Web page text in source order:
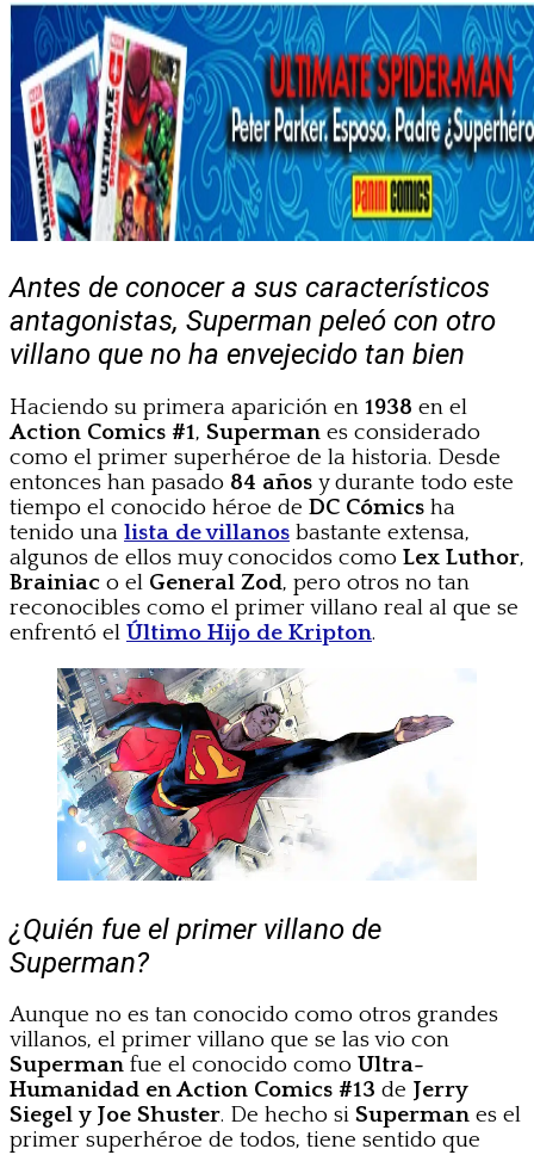
Antes de conocer a sus característicos
antagonistas, Superman peleó con otro
villano que no ha envejecido tan bien
Haciendo su primera aparición en 1938 en el
Action Comics #1, Superman es considerado
como el primer superhéroe de la historia. Desde
entonces han pasado 84 años y durante todo este
tiempo el conocido héroe de DC Cómics ha
tenido una lista de villanos bastante extensa,
algunos de ellos muy conocidos como Lex Luthor,
Brainiac o el General Zod, pero otros no tan
reconocibles como el primer villano real al que se
enfrentó el Último Hijo de Kripton.
¿Quién fue el primer villano de
Superman?
Aunque no es tan conocido como otros grandes
villanos, el primer villano que se las vio con
Superman fue el conocido como Ultra-
Humanidad en Action Comics #13 de Jerry
Siegel y Joe Shuster. De hecho si Superman es el
primer superhéroe de todos, tiene sentido que